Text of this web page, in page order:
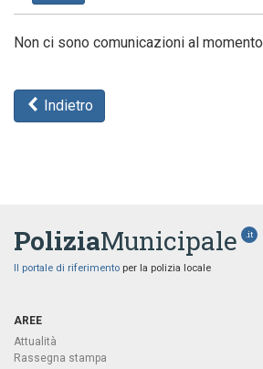
Non ci sono comunicazioni al momento
Indietro
PoliziaMunicipale .it
Il portale di riferimento per la polizia locale
AREE
Attualità
Rassegna stampa